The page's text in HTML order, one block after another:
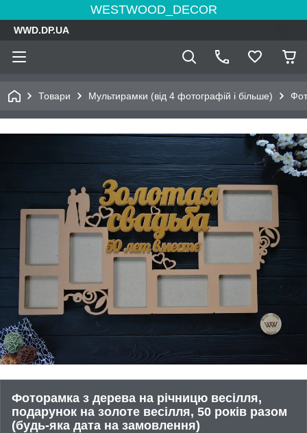
WESTWOOD_DECOR
WWD.DP.UA
Товари Мультирамки (від 4 фотографій і більше)
Фоторамка з дерева на річницю весілля,
подарунок на золоте весілля, 50 років разом
(будь-яка дата на замовлення)